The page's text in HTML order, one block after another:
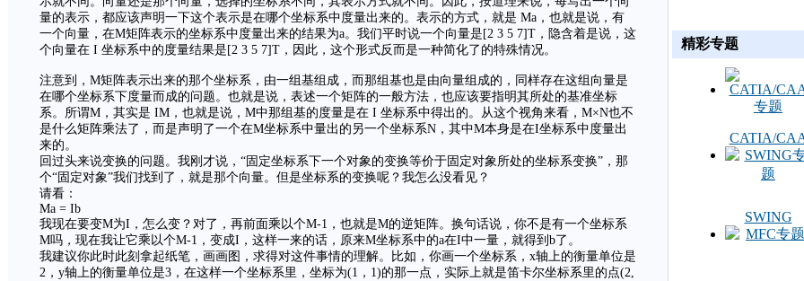
量的表示，都应该声明一下这个表示是在哪个坐标系中度量出来的。表示的方式，就是 Ma，也就是说，有
一个向量，在M矩阵表示的坐标系中度量出来的结果为a。我们平时说一个向量是[2 3 5 7]T，隐含着是说，这
个向量在 I 坐标系中的度量结果是[2 3 5 7]T，因此，这个形式反而是一种简化了的特殊情况。
注意到，M矩阵表示出来的那个坐标系，由一组基组成，而那组基也是由向量组成的，同样存在这组向量是
在哪个坐标系下度量而成的问题。也就是说，表述一个矩阵的一般方法，也应该要指明其所处的基准坐标
系。所谓M，其实是 IM，也就是说，M中那组基的度量是在 I 坐标系中得出的。从这个视角来看，M×N也不
是什么矩阵乘法了，而是声明了一个在M坐标系中量出的另一个坐标系N，其中M本身是在I坐标系中度量出
来的。
回过头来说变换的问题。我刚才说，“固定坐标系下一个对象的变换等价于固定对象所处的坐标系变换”，那
个“固定对象”我们找到了，就是那个向量。但是坐标系的变换呢？我怎么没看见？
请看：
Ma = Ib
我现在要变M为I，怎么变？对了，再前面乘以个M-1，也就是M的逆矩阵。换句话说，你不是有一个坐标系
M吗，现在我让它乘以个M-1，变成I，这样一来的话，原来M坐标系中的a在I中一量，就得到b了。
我建议你此时此刻拿起纸笔，画画图，求得对这件事情的理解。比如，你画一个坐标系，x轴上的衡量单位是
2，y轴上的衡量单位是3，在这样一个坐标系里，坐标为(1，1)的那一点，实际上就是笛卡尔坐标系里的点(2,
精彩专题
CATIA/
SWING